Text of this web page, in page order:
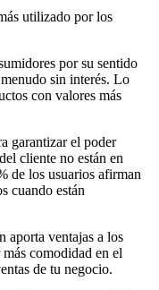
utilizado por los
por su sentido
sin interés. Lo
con valores más
garantizar el poder
cliente no están en
de los usuarios afirman
cuando están
aporta ventajas a los
comodidad en el
de tu negocio.